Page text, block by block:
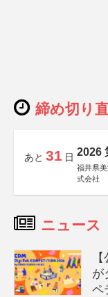
締め切り
あと 31 日 2026
福井県
式会社
ニュース
が
ペ